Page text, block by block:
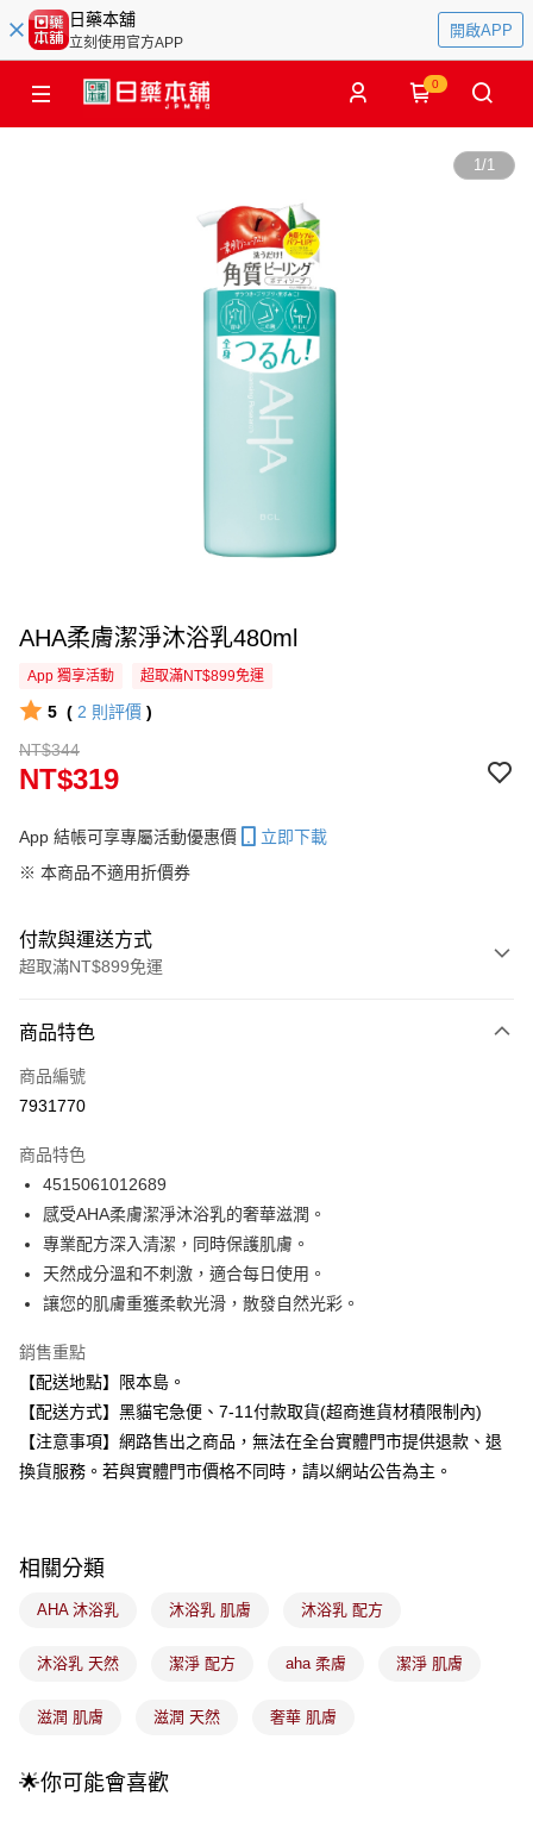
日藥本舖
立刻使用官方APP
開啟APP
0
1/1
AHA柔膚潔淨沐浴乳480ml
App 獨享活動 超取滿NT$899免運
5 ( 2 則評價 )
NT$344
NT$319
App 結帳可享專屬活動優惠價
立即下載
※ 本商品不適用折價券
付款與運送方式
超取滿NT$899免運
信用卡一次付款
信用卡分期付款
合作金庫商業銀行
華南商業銀行
上海商業儲蓄銀行
台北富邦商業銀行
國泰世華商業銀行
兆豐國際商業銀行
臺灣中小企業銀行
台中商業銀行
匯豐（台灣）商業銀行
華泰商業銀行
聯邦商業銀行
遠東國際商業銀行
元大商業銀行
台新國際商業銀行
台灣樂天信用卡公司
LINE Pay
Apple Pay
街口支付
悠遊付
Google Pay
全盈+PAY
大哥付你分期
1.本服務由台灣大哥大提供，台灣大哥大用戶可立即使用無須另外申請。
2.付款方式選擇「大哥付你分期」，訂單成立後會自動跳轉到大哥付的交易
流程，驗證手機門號後，選擇欲分期的期數、繳款截止日，確認付款後即完
4.訂單成立30分鐘內，如未前往確認交易或遇審核未通過，訂單將自動取
法說明評估內容。
醒簡訊。
2.透過簡訊連結打開帳單後，可選擇「超商條碼／台灣大直營門市／銀行轉
ATM付款
運送方式
全家取貨付款
付款後全家取貨
商品特色
商品編號
7931770
商品特色
4515061012689
感受AHA柔膚潔淨沐浴乳的奢華滋潤。
專業配方深入清潔，同時保護肌膚。
天然成分溫和不刺激，適合每日使用。
讓您的肌膚重獲柔軟光滑，散發自然光彩。
銷售重點
【配送地點】限本島。
【配送方式】黑貓宅急便、7-11付款取貨(超商進貨材積限制內)
【注意事項】網路售出之商品，無法在全台實體門市提供退款、退
換貨服務。若與實體門市價格不同時，請以網站公告為主。
相關分類
AHA 沐浴乳 沐浴乳 肌膚 沐浴乳 配方
沐浴乳 天然 潔淨 配方 aha 柔膚 潔淨 肌膚
滋潤 肌膚 滋潤 天然 奢華 肌膚
🌟你可能會喜歡